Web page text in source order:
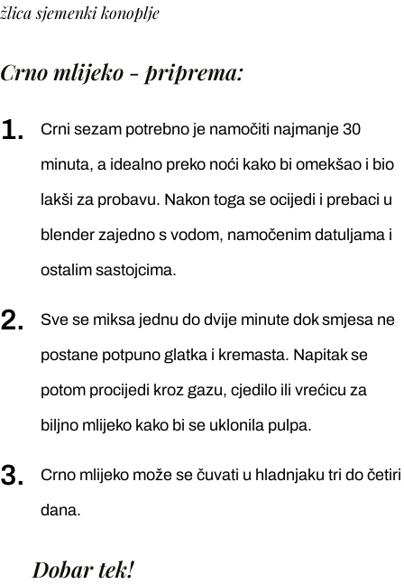
žlica sjemenki konoplje
Crno mlijeko - priprema:
Crni sezam potrebno je namočiti najmanje 30
minuta, a idealno preko noći kako bi omekšao i bio
lakši za probavu. Nakon toga se ocijedi i prebaci u
blender zajedno s vodom, namočenim datuljama i
ostalim sastojcima.
Sve se miksa jednu do dvije minute dok smjesa ne
postane potpuno glatka i kremasta. Napitak se
potom procijedi kroz gazu, cjedilo ili vrećicu za
biljno mlijeko kako bi se uklonila pulpa.
Crno mlijeko može se čuvati u hladnjaku tri do četiri
dana.
Dobar tek!